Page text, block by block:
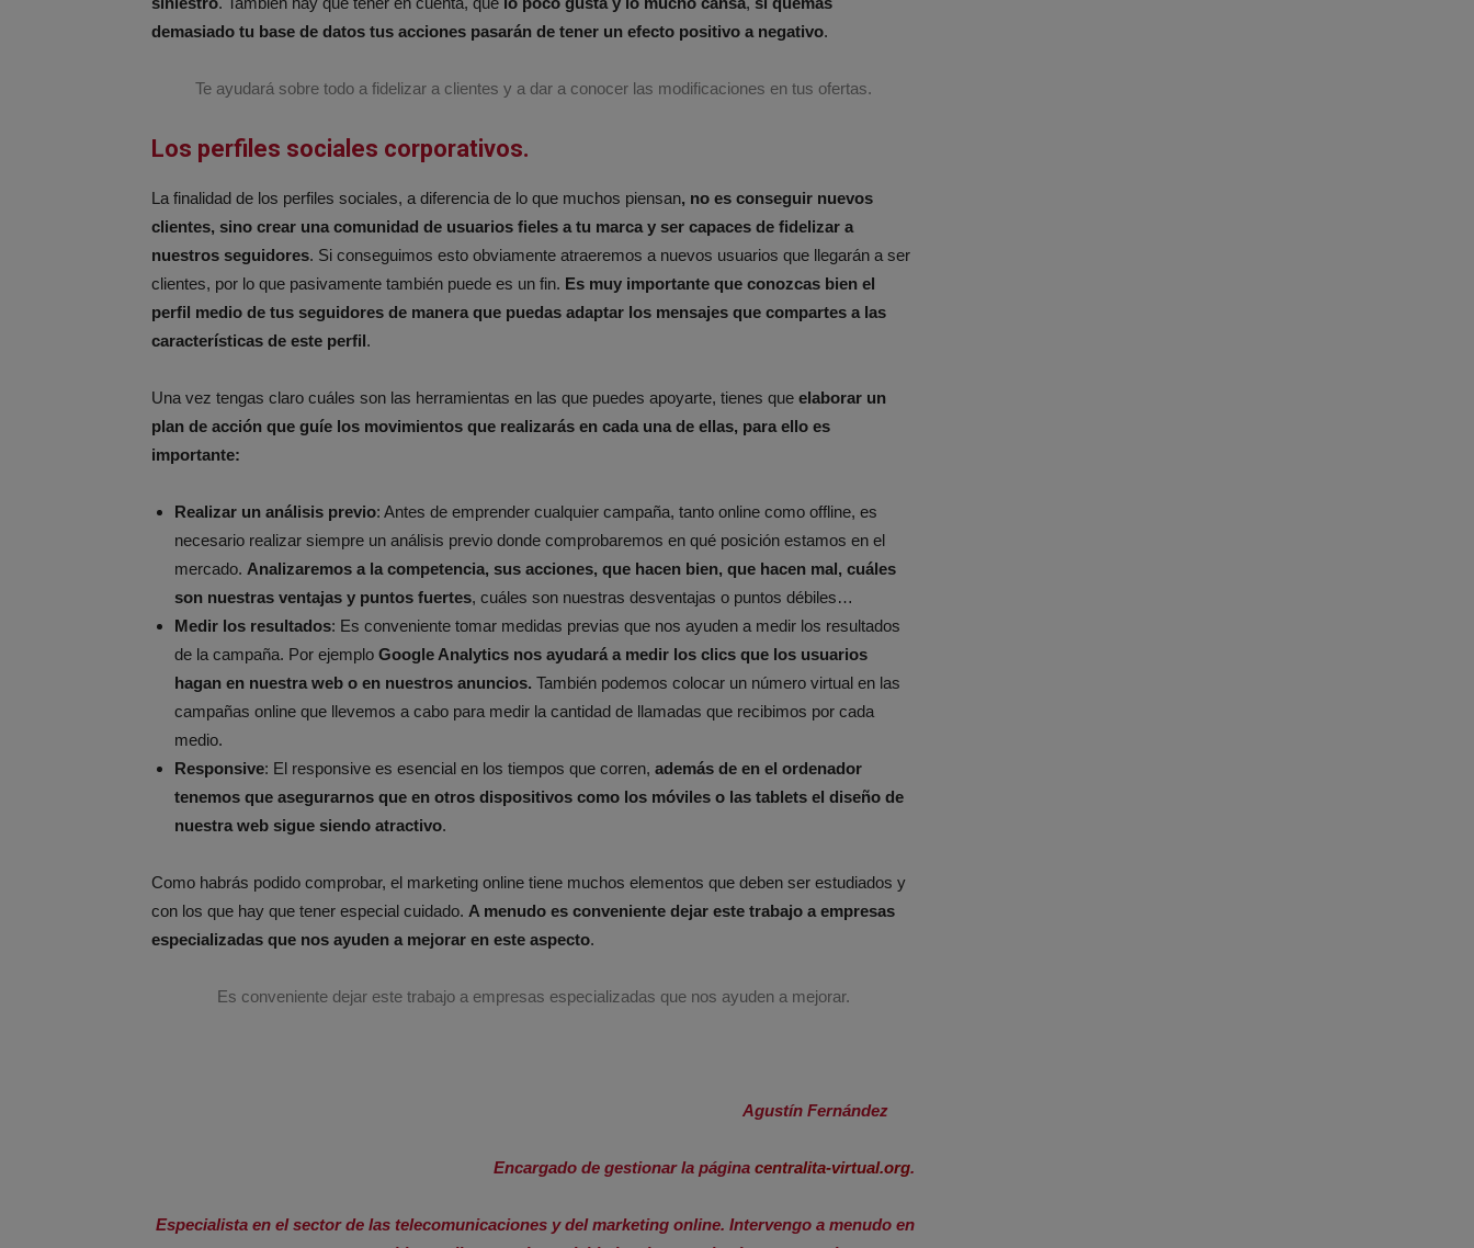
demasiado tu base de datos tus acciones pasarán de tener un efecto positivo a negativo.
Te ayudará sobre todo a fidelizar a clientes y a dar a conocer las modificaciones en tus ofertas.
Los perfiles sociales corporativos.
La finalidad de los perfiles sociales, a diferencia de lo que muchos piensan, no es conseguir nuevos
clientes, sino crear una comunidad de usuarios fieles a tu marca y ser capaces de fidelizar a
nuestros seguidores. Si conseguimos esto obviamente atraeremos a nuevos usuarios que llegarán a ser
clientes, por lo que pasivamente también puede es un fin. Es muy importante que conozcas bien el
perfil medio de tus seguidores de manera que puedas adaptar los mensajes que compartes a las
características de este perfil.
Una vez tengas claro cuáles son las herramientas en las que puedes apoyarte, tienes que elaborar un
plan de acción que guíe los movimientos que realizarás en cada una de ellas, para ello es
importante:
Realizar un análisis previo: Antes de emprender cualquier campaña, tanto online como offline, es
necesario realizar siempre un análisis previo donde comprobaremos en qué posición estamos en el
mercado. Analizaremos a la competencia, sus acciones, que hacen bien, que hacen mal, cuáles
son nuestras ventajas y puntos fuertes, cuáles son nuestras desventajas o puntos débiles…
Medir los resultados: Es conveniente tomar medidas previas que nos ayuden a medir los resultados
de la campaña. Por ejemplo Google Analytics nos ayudará a medir los clics que los usuarios
hagan en nuestra web o en nuestros anuncios. También podemos colocar un número virtual en las
campañas online que llevemos a cabo para medir la cantidad de llamadas que recibimos por cada
medio.
Responsive: El responsive es esencial en los tiempos que corren, además de en el ordenador
tenemos que asegurarnos que en otros dispositivos como los móviles o las tablets el diseño de
nuestra web sigue siendo atractivo.
Como habrás podido comprobar, el marketing online tiene muchos elementos que deben ser estudiados y
con los que hay que tener especial cuidado. A menudo es conveniente dejar este trabajo a empresas
especializadas que nos ayuden a mejorar en este aspecto.
Es conveniente dejar este trabajo a empresas especializadas que nos ayuden a mejorar.
Agustín Fernández
Encargado de gestionar la página centralita-virtual.org.
Especialista en el sector de las telecomunicaciones y del marketing online. Intervengo a menudo en